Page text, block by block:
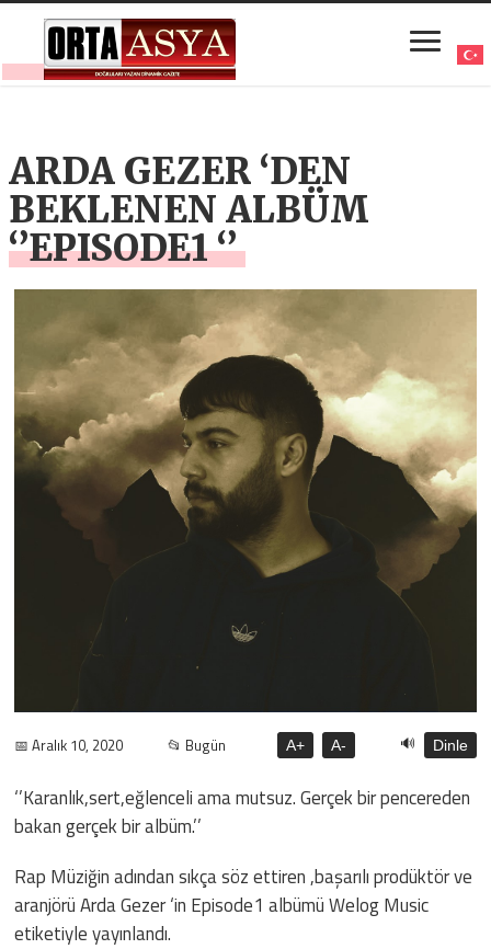
ARDA GEZER ‘DEN
BEKLENEN ALBÜM
‘’EPISODE1 ‘’
📅 Aralık 10, 2020 📂 Bugün A+ A- 🔊 Dinle
‘’Karanlık,sert,eğlenceli ama mutsuz. Gerçek bir pencereden
bakan gerçek bir albüm.’’
Rap Müziğin adından sıkça söz ettiren ,başarılı prodüktör ve
aranjörü Arda Gezer ‘in Episode1 albümü Welog Music
etiketiyle yayınlandı.